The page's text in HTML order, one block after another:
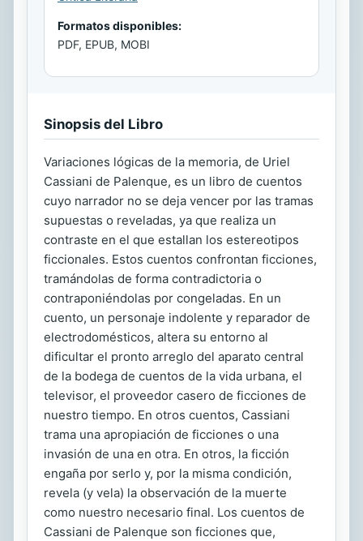
Formatos disponibles:
PDF, EPUB, MOBI
Sinopsis del Libro
Variaciones lógicas de la memoria, de Uriel
Cassiani de Palenque, es un libro de cuentos
cuyo narrador no se deja vencer por las tramas
supuestas o reveladas, ya que realiza un
contraste en el que estallan los estereotipos
ficcionales. Estos cuentos confrontan ficciones,
tramándolas de forma contradictoria o
contraponiéndolas por congeladas. En un
cuento, un personaje indolente y reparador de
electrodomésticos, altera su entorno al
dificultar el pronto arreglo del aparato central
de la bodega de cuentos de la vida urbana, el
televisor, el proveedor casero de ficciones de
nuestro tiempo. En otros cuentos, Cassiani
trama una apropiación de ficciones o una
invasión de una en otra. En otros, la ficción
engaña por serlo y, por la misma condición,
revela (y vela) la observación de la muerte
como nuestro necesario final. Los cuentos de
Cassiani de Palenque son ficciones que,